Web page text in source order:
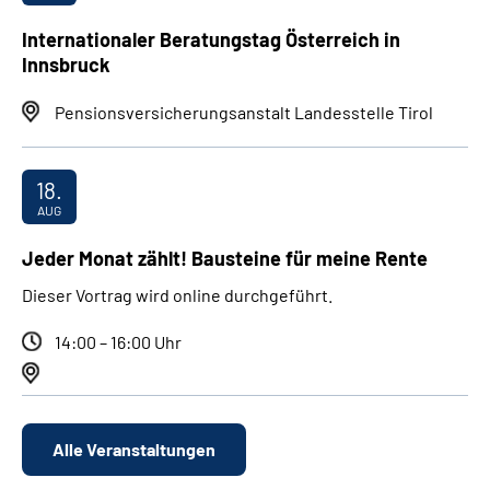
Internationaler Beratungstag Österreich in
Innsbruck
Pensionsversicherungsanstalt Landesstelle Tirol
Jeder Monat zählt! Bausteine für meine Rente
Dieser Vortrag wird online durchgeführt.
14:00 – 16:00 Uhr
18.
AUG
Alle Veranstaltungen